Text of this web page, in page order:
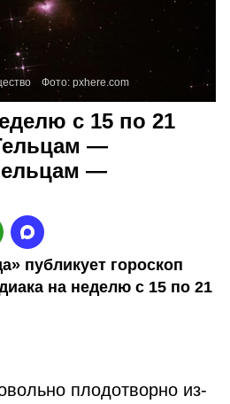
Фото: pxhere.com
с 15 по 21
—
—
публикует гороскоп
на неделю с 15 по 21
плодотворно из-